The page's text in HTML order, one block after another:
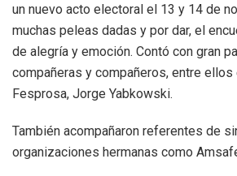
un nuevo acto electoral el 13 y 14 de
muchas peleas dadas y por dar, el
de alegría y emoción. Contó con gran
compañeras y compañeros, entre
Fesprosa, Jorge Yabkowski.
También acompañaron referentes de
organizaciones hermanas como